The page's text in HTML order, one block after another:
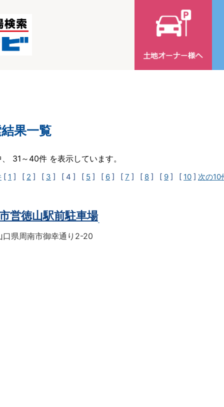
果一覧
31～40件 を表示しています。
[ 1 ] [ 2 ] [ 3 ] [ 4 ] [ 5 ] [ 6 ] [ 7 ] [ 8 ] [ 9 ] [ 10 ] 次の10
営徳山駅前駐車場
口県周南市御幸通り2-20